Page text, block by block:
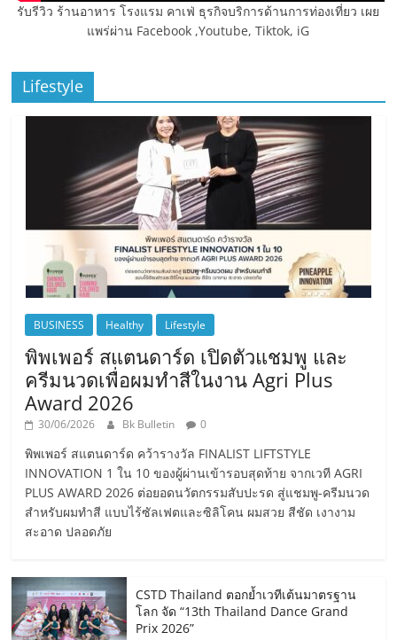
รับรีวิว ร้านอาหาร โรงแรม คาเฟ่ ธุรกิจบริการด้านการท่องเที่ยว เผย
แพร่ผ่าน Facebook ,Youtube, Tiktok, iG
Lifestyle
BUSINESS Healthy Lifestyle
พิพเพอร์ สแตนดาร์ด เปิดตัวแชมพู และ
ครีมนวดเพื่อผมทำสีในงาน Agri Plus
Award 2026
30/06/2026 Bk Bulletin 0
พิพเพอร์ สแตนดาร์ด คว้ารางวัล FINALIST LIFTSTYLE
INNOVATION 1 ใน 10 ของผู้ผ่านเข้ารอบสุดท้าย จากเวที AGRI
PLUS AWARD 2026 ต่อยอดนวัตกรรมสับปะรด สู่แชมพู-ครีมนวด
สำหรับผมทำสี แบบไร้ซัลเฟตและซิลิโคน ผมสวย สีชัด เงางาม
สะอาด ปลอดภัย
CSTD Thailand ตอกย้ำเวทีเต้นมาตรฐาน
โลก จัด “13th Thailand Dance Grand
Prix 2026”